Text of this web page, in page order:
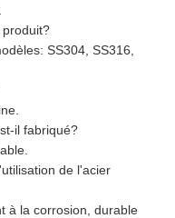
SS304, SS316,
il fabriqué?
de l'acier
à la corrosion, durable